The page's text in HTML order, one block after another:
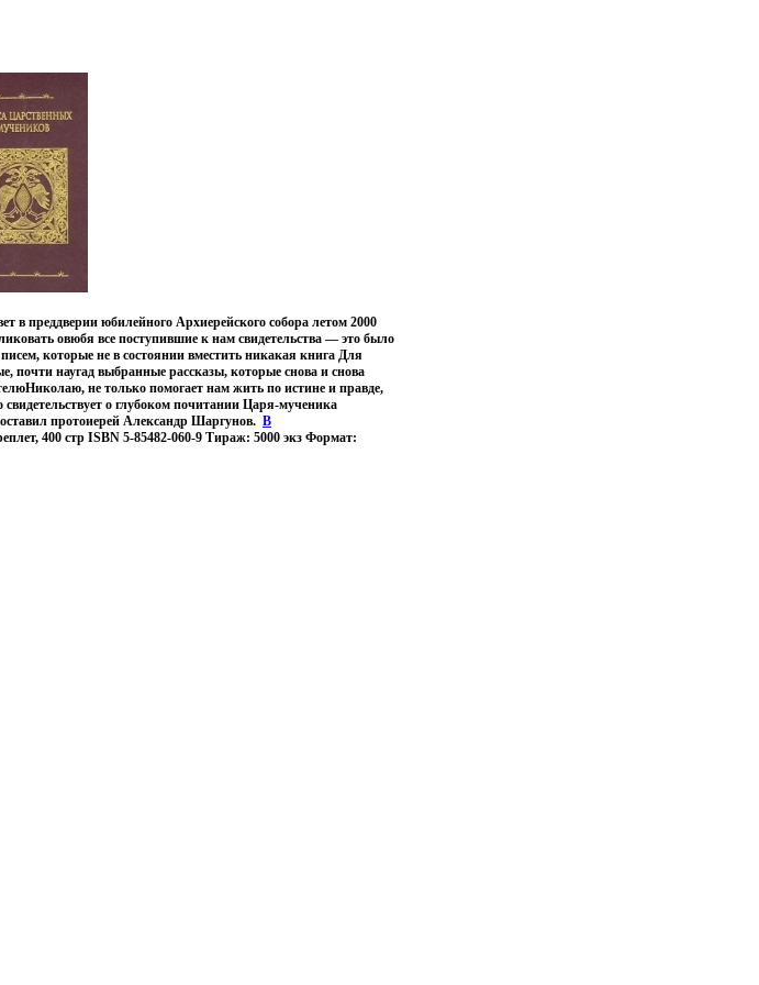
преддверии юбилейного Архиерейского собора летом 2000
овюбя все поступившие к нам свидетельства — это было
которые не в состоянии вместить никакая книга Для
наугад выбранные рассказы, которые снова и снова
не только помогает нам жить по истине и правде,
о глубоком почитании Царя-мученика
протоиерей Александр Шаргунов. В
400 стр ISBN 5-85482-060-9 Тираж: 5000 экз Формат: